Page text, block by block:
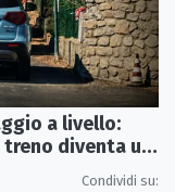
a livello:
treno diventa un
Condividi su: